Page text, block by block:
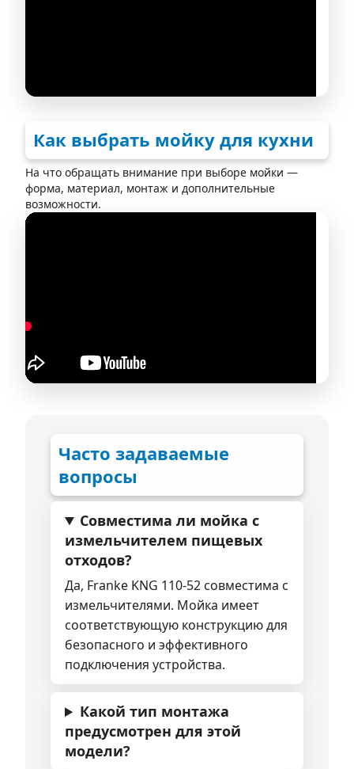
Как выбрать мойку для кухни
На что обращать внимание при выборе мойки —
форма, материал, монтаж и дополнительные
возможности.
Часто задаваемые
вопросы
Совместима ли мойка с
измельчителем пищевых
отходов?
Да, Franke KNG 110-52 совместима с
измельчителями. Мойка имеет
соответствующую конструкцию для
безопасного и эффективного
подключения устройства.
Какой тип монтажа
предусмотрен для этой
модели?